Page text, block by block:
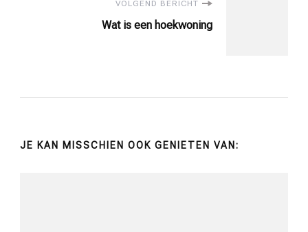
VOLGEND BERICHT
Wat is een hoekwoning
JE KAN MISSCHIEN OOK GENIETEN VAN: